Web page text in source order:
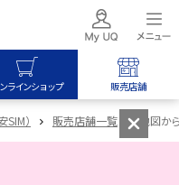
ラインショップ 販売店舗
） 販売店舗一覧 地図か